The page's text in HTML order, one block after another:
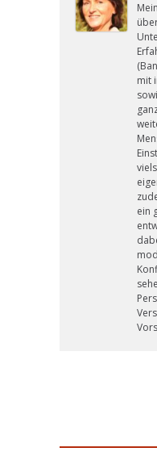
mit
ein